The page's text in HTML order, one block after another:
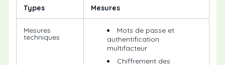
Types Mesures
Mesures
techniques
Mots de passe et
authentification
multifacteur
Chiffrement des